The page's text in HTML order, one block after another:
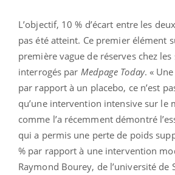
L’objectif, 10 % d’écart entre les
pas été atteint. Ce premier élément
première vague de réserves chez les
interrogés par Medpage Today. «
par rapport à un placebo, ce n’est
qu’une intervention intensive sur le
comme l’a récemment démontré
qui a permis une perte de poids
% par rapport à une intervention
Raymond Bourey, de l’université de